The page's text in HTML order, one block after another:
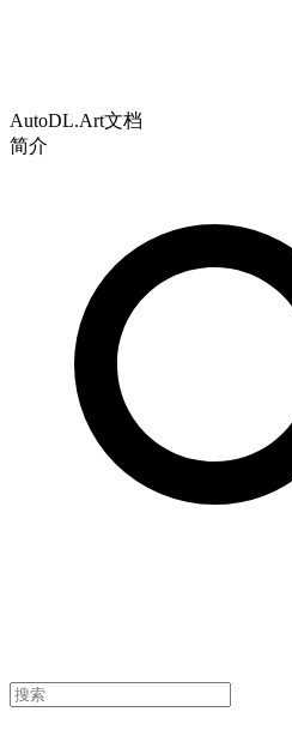
AutoDL.Art文档
简介